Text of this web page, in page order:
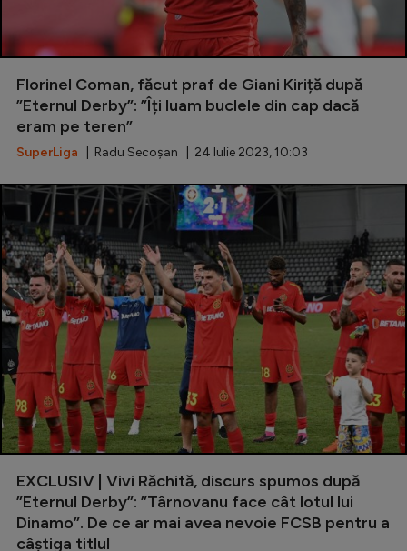
Florinel Coman, făcut praf de Giani Kiriță după
”Eternul Derby”: ”Îți luam buclele din cap dacă
eram pe teren”
SuperLiga | Radu Secoșan | 24 Iulie 2023, 10:03
EXCLUSIV | Vivi Răchită, discurs spumos după
”Eternul Derby”: ”Târnovanu face cât lotul lui
Dinamo”. De ce ar mai avea nevoie FCSB pentru a
câștiga titlul